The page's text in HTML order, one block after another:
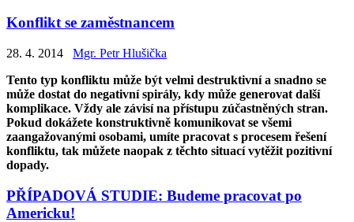
Konflikt se zaměstnancem
28. 4. 2014
Mgr. Petr Hlušička
Tento typ konfliktu může být velmi destruktivní a snadno se
může dostat do negativní spirály, kdy může generovat další
komplikace. Vždy ale závisí na přístupu zúčastněných stran.
Pokud dokážete konstruktivně komunikovat se všemi
zaangažovanými osobami, umíte pracovat s procesem řešení
konfliktu, tak můžete naopak z těchto situací vytěžit pozitivní
dopady.
PŘÍPADOVÁ STUDIE: Budeme pracovat po
Americku!